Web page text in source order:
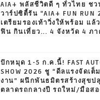
AIA+ พลัสชีวิตดี ๆ ทั่วไทย ชว
วาร์ปซิตี้รัน “AIA+ FUN RUN
เตรียมรองเท้าวิ่งให้พร้อม แล้
ฟิน กินเที่ยว... 4 จังหวัด 4 ภา
ปักหมุด 1-5 ก.ค.นี้! FAST
SHOW 2026 ชู “ดีลแรงจัดเต็
งาน” ผนึกพันธมิตรสร้างสุขป
ตลาดรถกลางปี รถใหม่/มือสอ